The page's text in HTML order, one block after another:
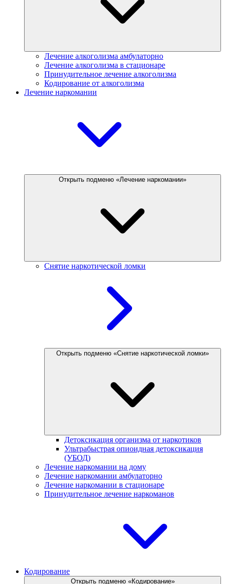
Лечение алкоголизма амбулаторно
Лечение алкоголизма в стационаре
Принудительное лечение алкоголизма
Кодирование от алкоголизма
Лечение наркомании
Открыть подменю «Лечение наркомании»
Снятие наркотической ломки
Открыть подменю «Снятие наркотической ломки»
Детоксикация организма от наркотиков
Ультрабыстрая опиоидная детоксикация
(УБОД)
Лечение наркомании на дому
Лечение наркомании амбулаторно
Лечение наркомании в стационаре
Принудительное лечение наркоманов
Кодирование
Открыть подменю «Кодирование»